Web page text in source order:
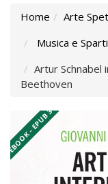
Home Arte
Musica e
Artur
Beethoven
EBOOK - EPUB 3